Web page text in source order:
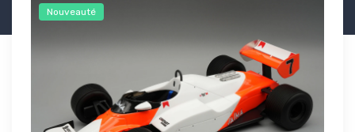
Nouveauté